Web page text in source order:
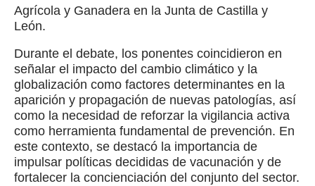
Agrícola y Ganadera en la Junta de Castilla y
León.
Durante el debate, los ponentes coincidieron en
señalar el impacto del cambio climático y la
globalización como factores determinantes en la
aparición y propagación de nuevas patologías, así
como la necesidad de reforzar la vigilancia activa
como herramienta fundamental de prevención. En
este contexto, se destacó la importancia de
impulsar políticas decididas de vacunación y de
fortalecer la concienciación del conjunto del sector.